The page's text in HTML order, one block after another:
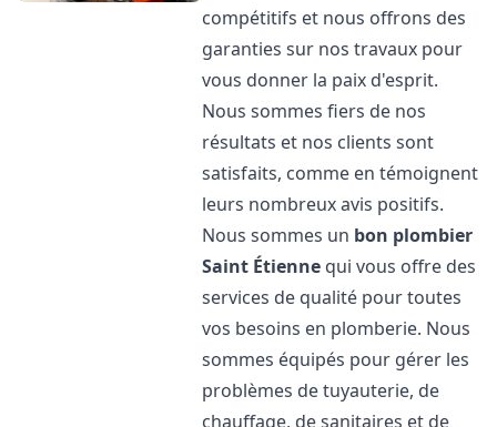
compétitifs et nous offrons des
garanties sur nos travaux pour
vous donner la paix d'esprit.
Nous sommes fiers de nos
résultats et nos clients sont
satisfaits, comme en témoignent
leurs nombreux avis positifs.
Nous sommes un bon plombier
Saint Étienne qui vous offre des
services de qualité pour toutes
vos besoins en plomberie. Nous
sommes équipés pour gérer les
problèmes de tuyauterie, de
chauffage, de sanitaires et de